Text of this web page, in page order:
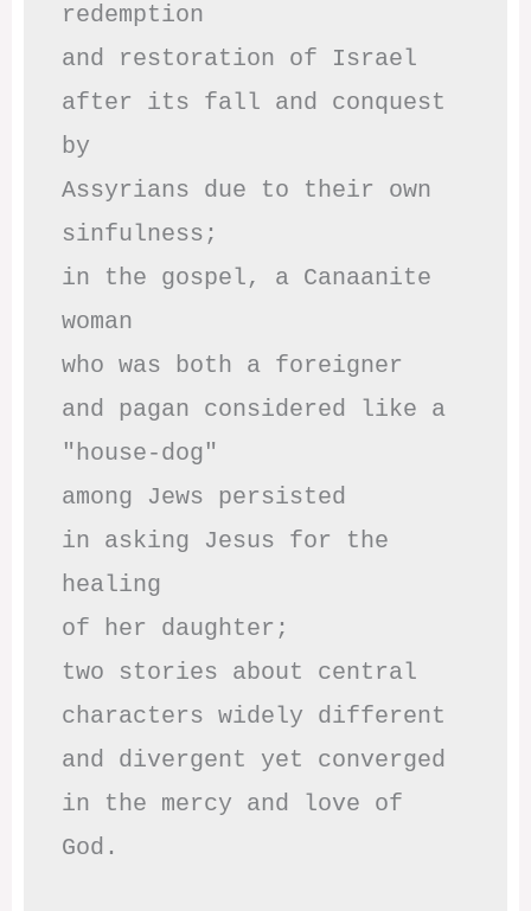
redemption
and restoration of Israel
after its fall and conquest
by
Assyrians due to their own
sinfulness;
in the gospel, a Canaanite
woman
who was both a foreigner
and pagan considered like a
"house-dog"
among Jews persisted
in asking Jesus for the
healing
of her daughter;
two stories about central
characters widely different
and divergent yet converged
in the mercy and love of
God.